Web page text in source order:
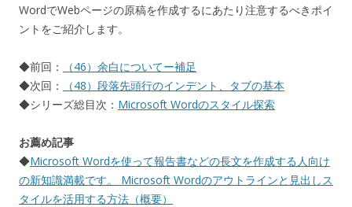
WordでWebページの原稿を作成するにあたり注意するべきポイ
ントをご紹介します。
◆前回：
（46）余白についてー補足
◆次回：
（48）段落先頭行のインデント、タブの基本
◆シリーズ総目次： Microsoft Wordのスタイル探索
お薦め記事
◆Microsoft Wordを使って報告書などの長文を作成する人向け
の新知識満載です。 Microsoft Wordのアウトラインと見出しス
タイルを活用する方法（概要）